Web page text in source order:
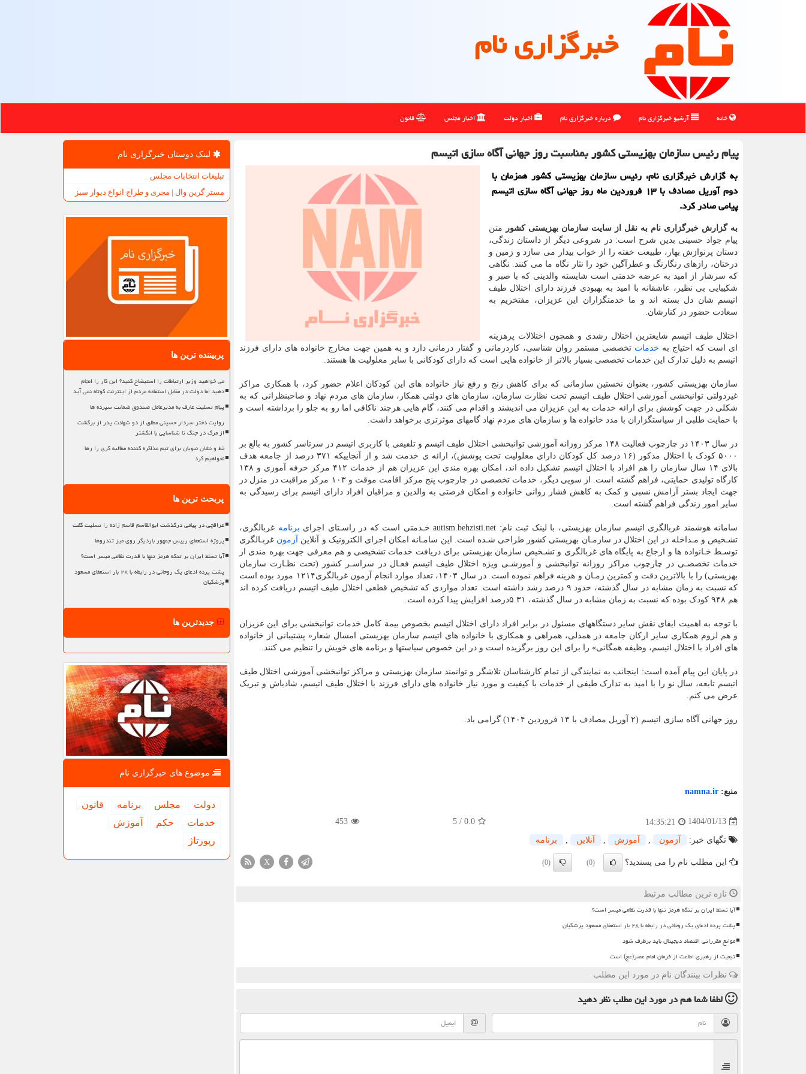
خبرگزاری نام
خانه آرشیو خبرگزاری نام درباره خبرگزاری نام اخبار دولت اخبار مجلس قانون
پیام رئیس سازمان بهزیستی کشور بمناسبت روز جهانی آگاه سازی اتیسم
به گزارش خبرگزاری نام، رئیس سازمان بهزیستی کشور همزمان با
دوم آوریل مصادف با ۱۳ فروردین ماه روز جهانی آگاه سازی اتیسم
پیامی صادر کرد.
به گزارش خبرگزاری نام به نقل از سایت سازمان بهزیستی کشور متن
پیام جواد حسینی بدین شرح است: در شروعی دیگر از داستان زندگی،
دستان پرنوازش بهار، طبیعت خفته را از خواب بیدار می سازد و زمین و
درختان، رازهای رنگارنگ و عطرآگین خود را نثار نگاه ما می کنند. نگاهی
که سرشار از امید به عرضه خدمتی است شایسته والدینی که با صبر و
شکیبایی بی نظیر، عاشقانه با امید به بهبودی فرزند دارای اختلال طیف
اتیسم شان دل بسته اند و ما خدمتگزاران این عزیزان، مفتخریم به
سعادت حضور در کنارشان.
اختلال طیف اتیسم شایع‏ترین اختلال رشدی و همچون اختلالات پرهزینه
ای است که احتیاج به خدمات تخصصی مستمر روان شناسی، کاردرمانی و گفتار درمانی دارد و به همین جهت مخارج خانواده های دارای فرزند
اتیسم به دلیل تدارک این خدمات تخصصی بسیار بالاتر از خانواده هایی است که دارای کودکانی با سایر معلولیت ها هستند.
سازمان بهزیستی کشور، بعنوان نخستین سازمانی که برای کاهش رنج و رفع نیاز خانواده های این کودکان اعلام حضور کرد، با همکاری مراکز
غیردولتی توانبخشی آموزشی اختلال طیف اتیسم تحت نظارت سازمان، سازمان های دولتی همکار، سازمان های مردم نهاد و صاحبنظرانی که به
شکلی در جهت کوشش برای ارائه خدمات به این عزیزان می اندیشند و اقدام می کنند، گام هایی هرچند ناکافی اما رو به جلو را برداشته است و
با حمایت طلبی از سیاستگزاران با مدد خانواده ها و سازمان های مردم نهاد گامهای موثرتری برخواهد داشت.
در سال ۱۴۰۳ در چارچوب فعالیت ۱۴۸ مرکز روزانه آموزشی توانبخشی اختلال طیف اتیسم و تلفیقی با کاربری اتیسم در سرتاسر کشور به بالغ بر
۵۰۰۰ کودک با اختلال مذکور (۱۶ درصد کل کودکان دارای معلولیت تحت پوشش)، ارائه ی خدمت شد و از آنجاییکه ۳۷۱ درصد از جامعه هدف
بالای ۱۴ سال سازمان را هم افراد با اختلال اتیسم تشکیل داده اند، امکان بهره مندی این عزیزان هم از خدمات ۴۱۲ مرکز حرفه آموزی و ۱۳۸
کارگاه تولیدی حمایتی، فراهم گشته است. از سویی دیگر، خدمات تخصصی در چارچوب پنج مرکز اقامت موقت و ۱۰۳ مرکز مراقبت در منزل در
جهت ایجاد بستر آرامش نسبی و کمک به کاهش فشار روانی خانواده و امکان فرصتی به والدین و مراقبان افراد دارای اتیسم برای رسیدگی به
سایر امور زندگی فراهم گشته است.
سامانه هوشمند غربالگری اتیسم سازمان بهزیستی، با لینک ثبت نام: autism.behzisti.net خـدمتی است که در راسـتای اجرای برنامه غربالگری،
تشـخیص و مـداخله در این اختلال در سازمـان بهزیستی کشور طراحی شـده است. این سامـانه امکان اجرای الکترونیک و آنلاین
آزمون غربـالگری
توسـط خـانواده ها و ارجاع به پایگاه های غربالگری و تشـخیص سازمان بهزیستی برای دریافت خدمات تشخیصی و هم معرفی جهت بهره مندی از
خدمات تخصصـی در چارچوب مراکز روزانه توانبخشی و آموزشـی ویژه اختلال طیف اتیسم فعـال در سراسـر کشور (تحت نظـارت سازمان
بهزیستی) را با بالاترین دقت و کمترین زمـان و هزینه فراهم نموده است. در سال ۱۴۰۳، تعداد موارد انجام آزمون غربالگری۱۲۱۴ مورد بوده است
که نسبت به زمان مشابه در سال گذشته، حدود ۹ درصد رشد داشته است. تعداد مواردی که تشخیص قطعی اختلال طیف اتیسم دریافت کرده اند
هم ۹۴۸ کودک بوده که نسبت به زمان مشابه در سال گذشته، ۵.۳۱درصد افزایش پیدا کرده است.
با توجه به اهمیت ایفای نقش سایر دستگاههای مسئول در برابر افراد دارای اختلال اتیسم بخصوص بیمة کامل خدمات توانبخشی برای این عزیزان
و هم لزوم همکاری سایر ارکان جامعه در همدلی، همراهی و همکاری با خانواده های اتیسم سازمان بهزیستی امسال شعار« پشتیبانی از خانواده
های افراد با اختلال اتیسم، وظیفه همگانی» را برای این روز برگزیده است و در این خصوص سیاستها و برنامه های خویش را تنظیم می کنند.
در پایان این پیام آمده است: اینجانب به نمایندگی از تمام کارشناسان تلاشگر و توانمند سازمان بهزیستی و مراکز توانبخشی آموزشی اختلال طیف
اتیسم تابعه، سال نو را با امید به تدارک طیفی از خدمات با کیفیت و مورد نیاز خانواده های دارای فرزند با اختلال طیف اتیسم، شادباش و تبریک
عرض می کنم.
روز جهانی آگاه سازی اتیسم (۲ آوریل مصادف با ۱۳ فروردین ۱۴۰۴) گرامی باد.
منبع: namna.ir
1404/01/13
14:35:21
0.0
/
5
453
تگهای خبر: آزمون آموزش آنلاین برنامه
این مطلب نام را می پسندید؟ (0)
(0)
X
تازه ترین مطالب مرتبط
آیا تسلط ایران بر تنگه هرمز تنها با قدرت نظامی میسر است؟
پشت پرده ادعای یک روحانی در رابطه با ۲۸ بار استعفای مسعود پزشکیان
موانع مقرراتی اقتصاد دیجیتال باید برطرف شود
تبعیت از رهبری اطاعت از فرمان امام عصر(عج) است
نظرات بینندگان نام در مورد این مطلب
لطفا شما همدر مورد این مطلبنظر دهید
لینک دوستان خبرگزاری نام
تبلیغات انتخابات مجلس
مستر گرین وال | مجری و طراح انواع دیوار سبز
پربیننده ترین ها
می خواهید وزیر ارتباطات را استیضاح کنید؟ این کار را انجام
دهید اما دولت در مقابل استفاده مردم از اینترنت کوتاه نمی آید
پیام تسلیت عارف به مدیرعامل صندوق ضمانت سپرده ها
روایت دختر سردار حسینی مطلق از دو شهادت پدر از برگشت
از مرگ در جنگ تا شناسایی با انگشتر
خط و نشان نبویان برای تیم مذاکره کننده مطالبه گری را رها
نخواهیم کرد
پربحث ترین ها
عراقچی در پیامی درگذشت ابوالقاسم قاسم زاده را تسلیت گفت
پروژه استعفای رییس جمهور باردیگر روی میز تندروها
آیا تسلط ایران بر تنگه هرمز تنها با قدرت نظامی میسر است؟
پشت پرده ادعای یک روحانی در رابطه با ۲۸ بار استعفای مسعود
پزشکیان
جدیدترین ها
موضوع های خبرگزاری نام
دولت مجلس برنامه
قانون
خدمات
حكم
آموزش
رپورتاژ